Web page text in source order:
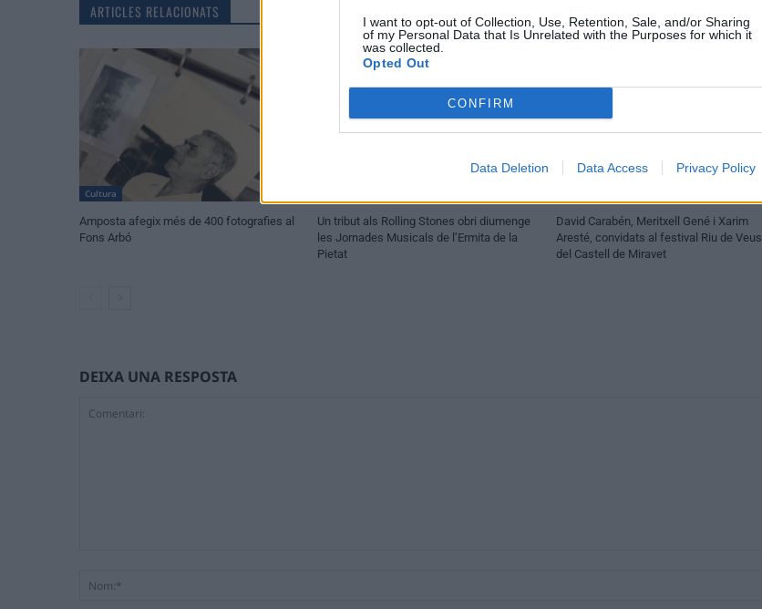
I want to opt-out of Collection, Use, Retention, Sale, and/or Sharing
of my Personal Data that Is Unrelated with the Purposes for which it
was collected.
Opted Out
CONFIRM
Data Deletion Data Access Privacy Policy
ARTICLES RELACIONATS
Cultura
Amposta afegix més de 400 fotografies al
Fons Arbó
Un tribut als Rolling Stones obri diumenge
les Jornades Musicals de l’Ermita de la
Pietat
David Carabén, Meritxell Gené i Xarim
Aresté, convidats al festival Riu de Veus
del Castell de Miravet
DEIXA UNA RESPOSTA